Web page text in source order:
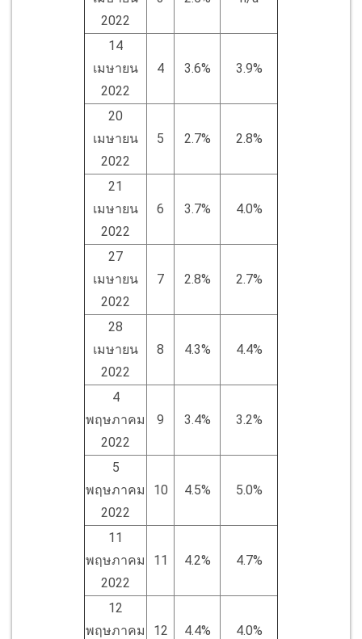
2022
14
เมษายน
2022
4 3.6% 3.9%
20
เมษายน
2022
5 2.7% 2.8%
21
เมษายน
2022
6 3.7% 4.0%
27
เมษายน
2022
7 2.8% 2.7%
28
เมษายน
2022
8 4.3% 4.4%
4
พฤษภาคม
2022
9 3.4% 3.2%
5
พฤษภาคม
2022
10 4.5% 5.0%
11
พฤษภาคม
2022
11 4.2% 4.7%
12
พฤษภาคม
12 4.4% 4.0%